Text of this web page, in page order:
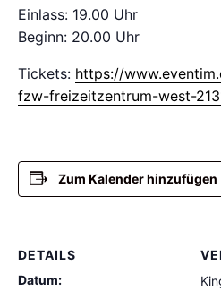
Einlass: 19.00 Uhr
Beginn: 20.00 Uhr
Tickets: https://
fzw-freizeitzentrum-west-
Zum Kalender hinzufügen
DETAILS
Datum: